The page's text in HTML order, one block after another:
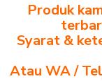
Produk
Syarat &
Atau WA /